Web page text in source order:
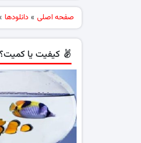
صفحه اصلی » دانلودها
کیفیت یا کمیت؟